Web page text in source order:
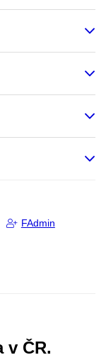
FAdmin
v ČR.